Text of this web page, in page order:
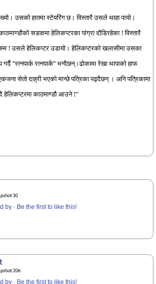
उसको हातमा स्टेयरिंग छ। विस्तारै उसले थाहा पायो।
सडकमा हेलिकप्टरका पांग्रा दौडिरहेका ! विस्तारै
! उसले हेलिकप्टर उडायो। हेलिकप्टरको खलासीमा उसका
"रत्नपार्क रत्नपार्क" भन्दैछन्।ढोकामा रेखा थापाको हाफ
सेतो दाह्री भएको मान्छे पत्रिका पढ्दैछन् । अनि पत्रिकामा
काठमाण्डौ आउने !"
30
by · Be the first to like this!
206
by · Be the first to like this!